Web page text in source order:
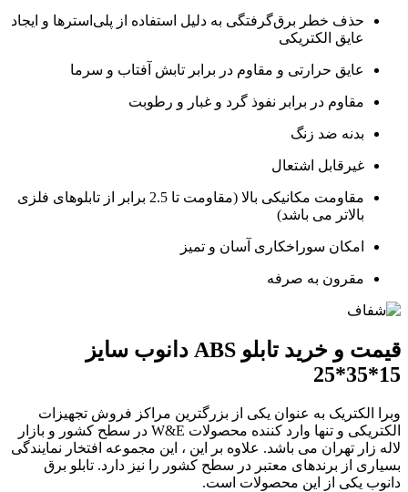
حذف خطر برق‌گرفتگی به دلیل استفاده از پلی‌استرها و ایجاد
عایق الکتریکی
عایق حرارتی و مقاوم در برابر تابش آفتاب و سرما
مقاوم در برابر نفوذ گرد و غبار و رطوبت
بدنه ضد زنگ
غیرقابل اشتعال
مقاومت مکانیکی بالا (مقاومت تا 2.5 برابر از تابلوهای فلزی
بالاتر می باشد)
امکان سوراخکاری آسان و تمیز
مقرون به صرفه
قیمت و خرید تابلو ABS دانوب سایز
15*35*25
وبرا الکتریک به عنوان یکی از بزرگترین مراکز فروش تجهیزات
الکتریکی و تنها وارد کننده محصولات W&E در سطح کشور و بازار
لاله زار تهران می باشد. علاوه بر این ، این مجموعه افتخار نمایندگی
بسیاری از برندهای معتبر در سطح کشور را نیز دارد. تابلو برق
دانوب یکی از این محصولات است.